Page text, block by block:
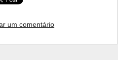
um comentário